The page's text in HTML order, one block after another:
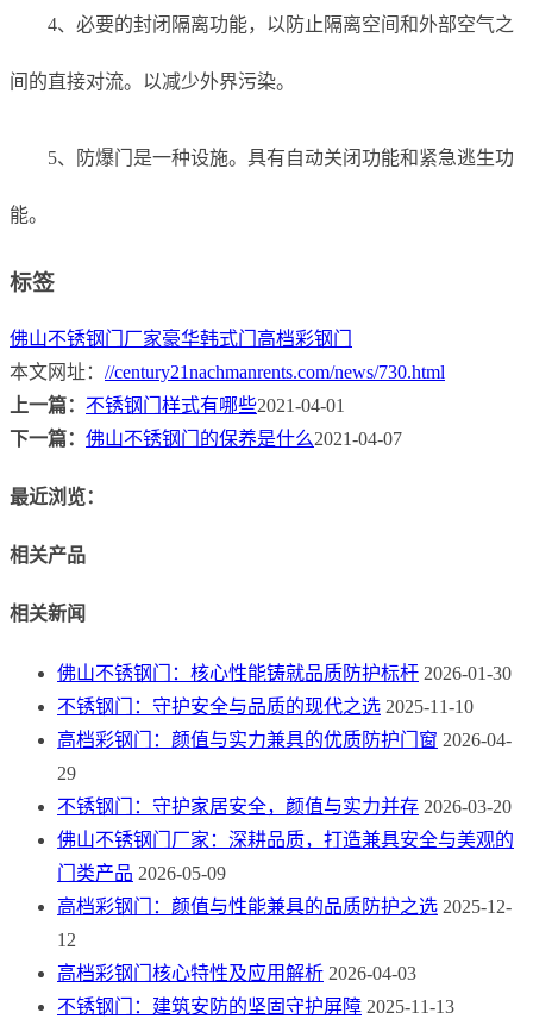
4、必要的封闭隔离功能，以防止隔离空间和外部空气之
间的直接对流。以减少外界污染。
5、防爆门是一种设施。具有自动关闭功能和紧急逃生功
能。
标签
佛山不锈钢门厂家豪华韩式门 高档彩钢门
本文网址： //century21nachmanrents.com/news/730.html
上一篇： 不锈钢门样式有哪些2021-04-01
下一篇： 佛山不锈钢门的保养是什么2021-04-07
最近浏览：
相关产品
相关新闻
佛山不锈钢门：核心性能铸就品质防护标杆 2026-01-30
不锈钢门：守护安全与品质的现代之选 2025-11-10
高档彩钢门：颜值与实力兼具的优质防护门窗 2026-04-
29
不锈钢门：守护家居安全，颜值与实力并存 2026-03-20
佛山不锈钢门厂家：深耕品质，打造兼具安全与美观的
门类产品 2026-05-09
高档彩钢门：颜值与性能兼具的品质防护之选 2025-12-
12
高档彩钢门核心特性及应用解析 2026-04-03
不锈钢门：建筑安防的坚固守护屏障 2025-11-13